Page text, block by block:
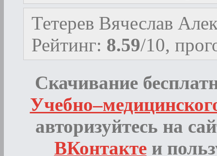
Тетерев Вячеслав
Рейтинг: 8.59/10,
Скачивание
авторизуйтесь на
ВКонтактеи